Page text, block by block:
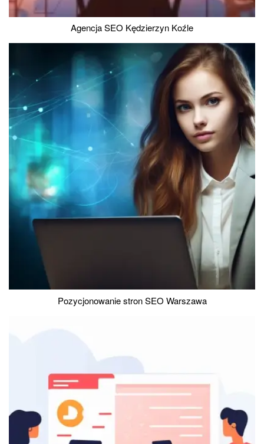
Agencja SEO Kędzierzyn Koźle
Pozycjonowanie stron SEO Warszawa